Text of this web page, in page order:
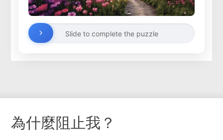
Slide to complete the puzzle
為什麼阻止我？